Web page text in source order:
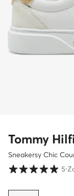
Tommy
Sneakersy Chic
Hodnotenie
5⋅